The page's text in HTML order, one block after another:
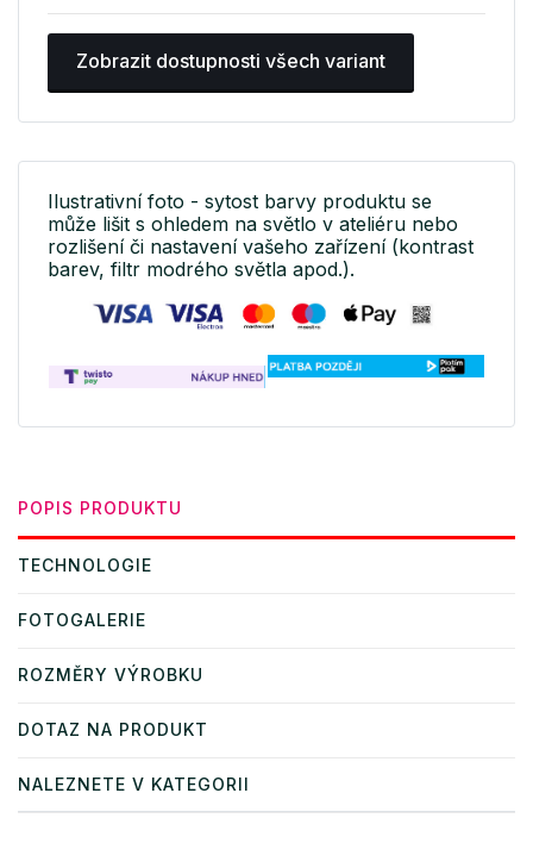
Zobrazit dostupnosti všech variant
Ilustrativní foto - sytost barvy produktu se
může lišit s ohledem na světlo v ateliéru nebo
rozlišení či nastavení vašeho zařízení (kontrast
barev, filtr modrého světla apod.).
POPIS PRODUKTU
TECHNOLOGIE
FOTOGALERIE
ROZMĚRY VÝROBKU
DOTAZ NA PRODUKT
NALEZNETE V KATEGORII